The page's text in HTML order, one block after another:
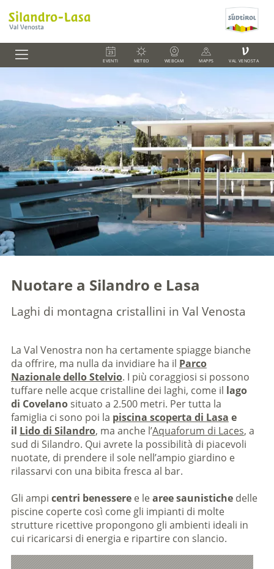
EVENTI METEO WEBCAM MAPPS
V
VAL VENOSTA
Nuotare a Silandro e Lasa
Laghi di montagna cristallini in Val Venosta
La Val Venostra non ha certamente spiagge bianche
da offrire, ma nulla da invidiare ha il Parco
Nazionale dello Stelvio. I più coraggiosi si possono
tuffare nelle acque cristalline dei laghi, come il lago
di Covelanosituato a 2.500 metri. Per tutta la
famiglia ci sono poi la piscina scoperta di Lasa e
il Lido di Silandro, ma anche l’Aquaforum di Laces, a
sud di Silandro. Qui avrete la possibilità di piacevoli
nuotate, di prendere il sole nell’ampio giardino e
rilassarvi con una bibita fresca al bar.
Gli ampi centri benesseree learee saunistichedelle
piscine coperte così come gli impianti di molte
strutture ricettive propongono gli ambienti ideali in
cui ricaricarsi di energia e ripartire con slancio.